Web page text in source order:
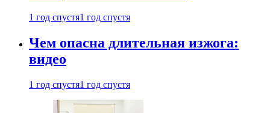
1 год спустя1 год спустя
Чем опасна длительная изжога:
видео
1 год спустя1 год спустя